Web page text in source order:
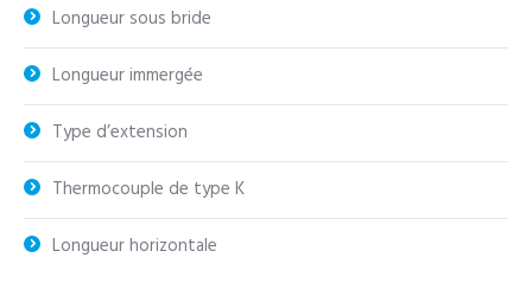
Longueur sous bride
Longueur immergée
Type d’extension
Thermocouple de type K
Longueur horizontale